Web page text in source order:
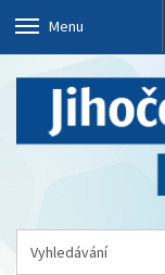
Menu